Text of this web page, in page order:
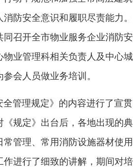
防安全意识和履职尽责能力。
召开全市物业服务企业消防
业管理科相关负责人及中心
会人员做业务培训。
管理规定》的内容进行了宣
规定》出台后，各地出现的
管理、常用消防设施器材使
进行了细致的讲解，期间对